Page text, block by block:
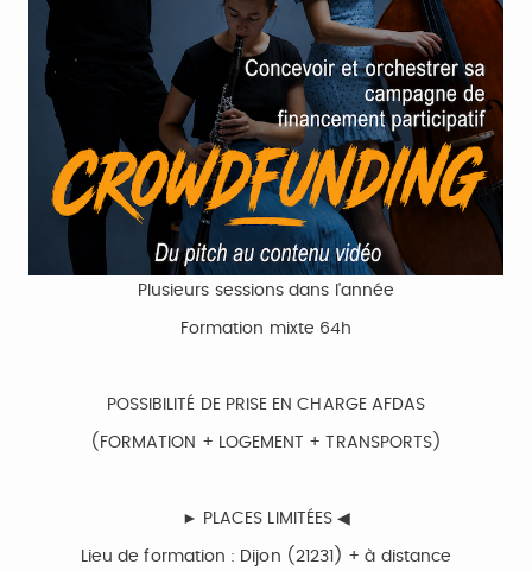
Plusieurs sessions dans l'année
Formation mixte 64h
POSSIBILITÉ DE PRISE EN CHARGE AFDAS
(FORMATION + LOGEMENT + TRANSPORTS)
► PLACES LIMITÉES ◀︎
Lieu de formation : Dijon (21231) + à distance